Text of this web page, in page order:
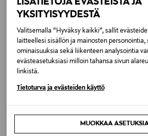
YKSITYISYYDESTÄ
Valitsemalla “Hyväksy kaikki”, sallit
laitteellesi sisällön ja mainosten personointia,
ominaisuuksia sekä liikenteen analysointia
evästeasetuksiasi milloin tahansa sivun
linkistä.
Tietoturva ja evästeiden käyttö
MUOKKAA
Koko
⌀ 40 cm
Valmistusmaa
ETUKUPONKITUOTE
IITTALA
Lasipallo-joulukuusenkoristeet 4 cm, 5
45,00 €
76338